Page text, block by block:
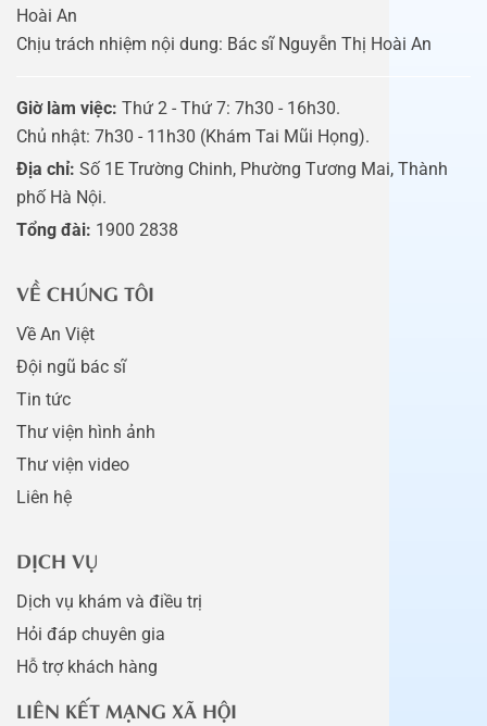
Hoài An
Chịu trách nhiệm nội dung: Bác sĩ Nguyễn Thị Hoài An
Giờ làm việc: Thứ 2 - Thứ 7: 7h30 - 16h30.
Chủ nhật: 7h30 - 11h30 (Khám Tai Mũi Họng).
Địa chỉ: Số 1E Trường Chinh, Phường Tương Mai, Thành
phố Hà Nội.
Tổng đài: 1900 2838
VỀ CHÚNG TÔI
Về An Việt
Đội ngũ bác sĩ
Tin tức
Thư viện hình ảnh
Thư viện video
Liên hệ
DỊCH VỤ
Dịch vụ khám và điều trị
Hỏi đáp chuyên gia
Hỗ trợ khách hàng
LIÊN KẾT MẠNG XÃ HỘI